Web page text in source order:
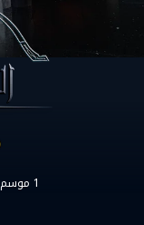
1 موسم,